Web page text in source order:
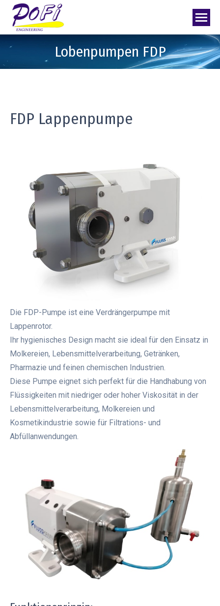
Lobenpumpen FDP
FDP Lappenpumpe
Die FDP-Pumpe ist eine Verdrängerpumpe mit
Lappenrotor.
Ihr hygienisches Design macht sie ideal für den Einsatz in
Molkereien, Lebensmittelverarbeitung, Getränken,
Pharmazie und feinen chemischen Industrien.
Diese Pumpe eignet sich perfekt für die Handhabung von
Flüssigkeiten mit niedriger oder hoher Viskosität in der
Lebensmittelverarbeitung, Molkereien und
Kosmetikindustrie sowie für Filtrations- und
Abfüllanwendungen.